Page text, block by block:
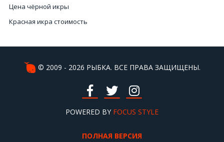
Цена чёрной икры
Красная икра стоимость
Купить крабы
Цена черная икра Киев
© 2009 - 2026 РЫБКА. ВСЕ ПРАВА ЗАЩИЩЕНЫ.
POWERED BY FOCUS STYLE
ПОЛНАЯ ВЕРСИЯ